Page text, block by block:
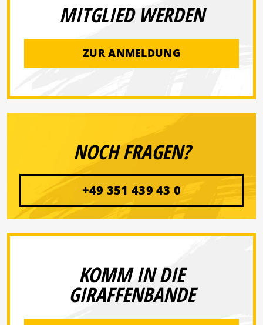
MITGLIED WERDEN
ZUR ANMELDUNG
NOCH FRAGEN?
+49 351 439 43 0
KOMM IN DIE
GIRAFFENBANDE